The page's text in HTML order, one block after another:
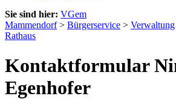
Sie sind hier: VGem
Mammendorf> Bürgerservice > Verwaltung
Rathaus
Kontaktformular
Egenhofer